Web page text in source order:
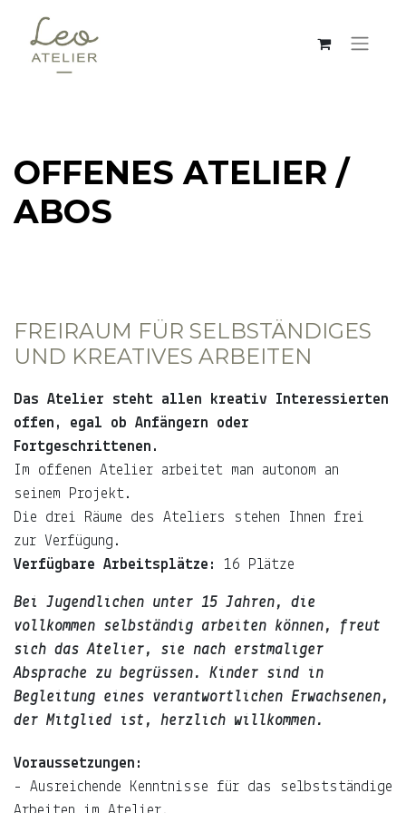
OFFENES ATELIER /
ABOS
FREIRAUM FÜR SELBSTÄNDIGES
UND KREATIVES ARBEITEN
Das Atelier steht allen kreativ Interessierten
offen, egal ob Anfängern oder
Fortgeschrittenen.
Im offenen Atelier arbeitet man autonom an
seinem Projekt.
Die drei Räume des Ateliers stehen Ihnen frei
zur Verfügung.
Verfügbare Arbeitsplätze: 16 Plätze
Bei Jugendlichen unter 15 Jahren, die
vollkommen selbständig arbeiten können, freut
sich das Atelier, sie nach erstmaliger
Absprache zu begrüssen. Kinder sind in
Begleitung eines verantwortlichen Erwachsenen,
der Mitglied ist, herzlich willkommen.
Voraussetzungen:
- Ausreichende Kenntnisse für das selbstständige